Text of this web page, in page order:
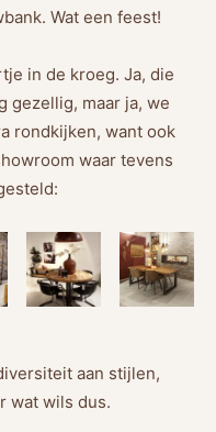
Wat een feest!
in de kroeg. Ja, die
gezellig, maar ja, we
rondkijken, want ook
waar tevens
aan stijlen,
wat wils dus.